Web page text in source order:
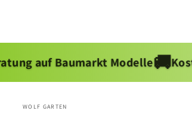
Modelle🚚Kostenloser
WOLF GARTEN